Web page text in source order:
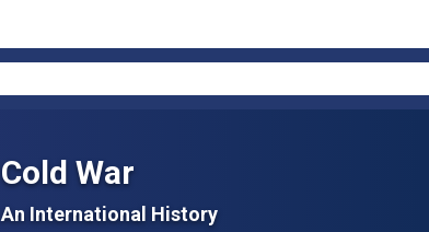
Cold War
An International History